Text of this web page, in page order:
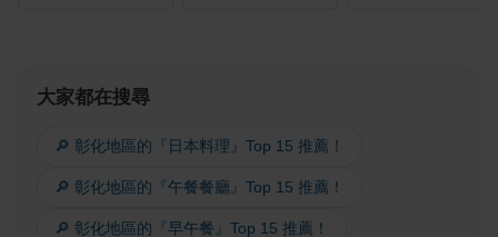
大家都在搜尋
🔎 彰化地區的『日本料理』Top 15 推薦！
🔎 彰化地區的『午餐餐廳』Top 15 推薦！
🔎 彰化地區的『早午餐』Top 15 推薦！